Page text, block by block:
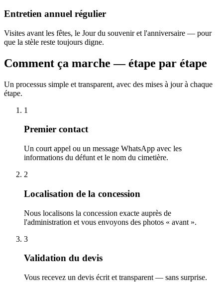
Entretien annuel régulier
Visites avant les fêtes, le Jour du souvenir et l'anniversaire — pour
que la stèle reste toujours digne.
Comment ça marche — étape par étape
Un processus simple et transparent, avec des mises à jour à chaque
étape.
1
Premier contact
Un court appel ou un message WhatsApp avec les
informations du défunt et le nom du cimetière.
2
Localisation de la concession
Nous localisons la concession exacte auprès de
l'administration et vous envoyons des photos « avant ».
3
Validation du devis
Vous recevez un devis écrit et transparent — sans surprise.